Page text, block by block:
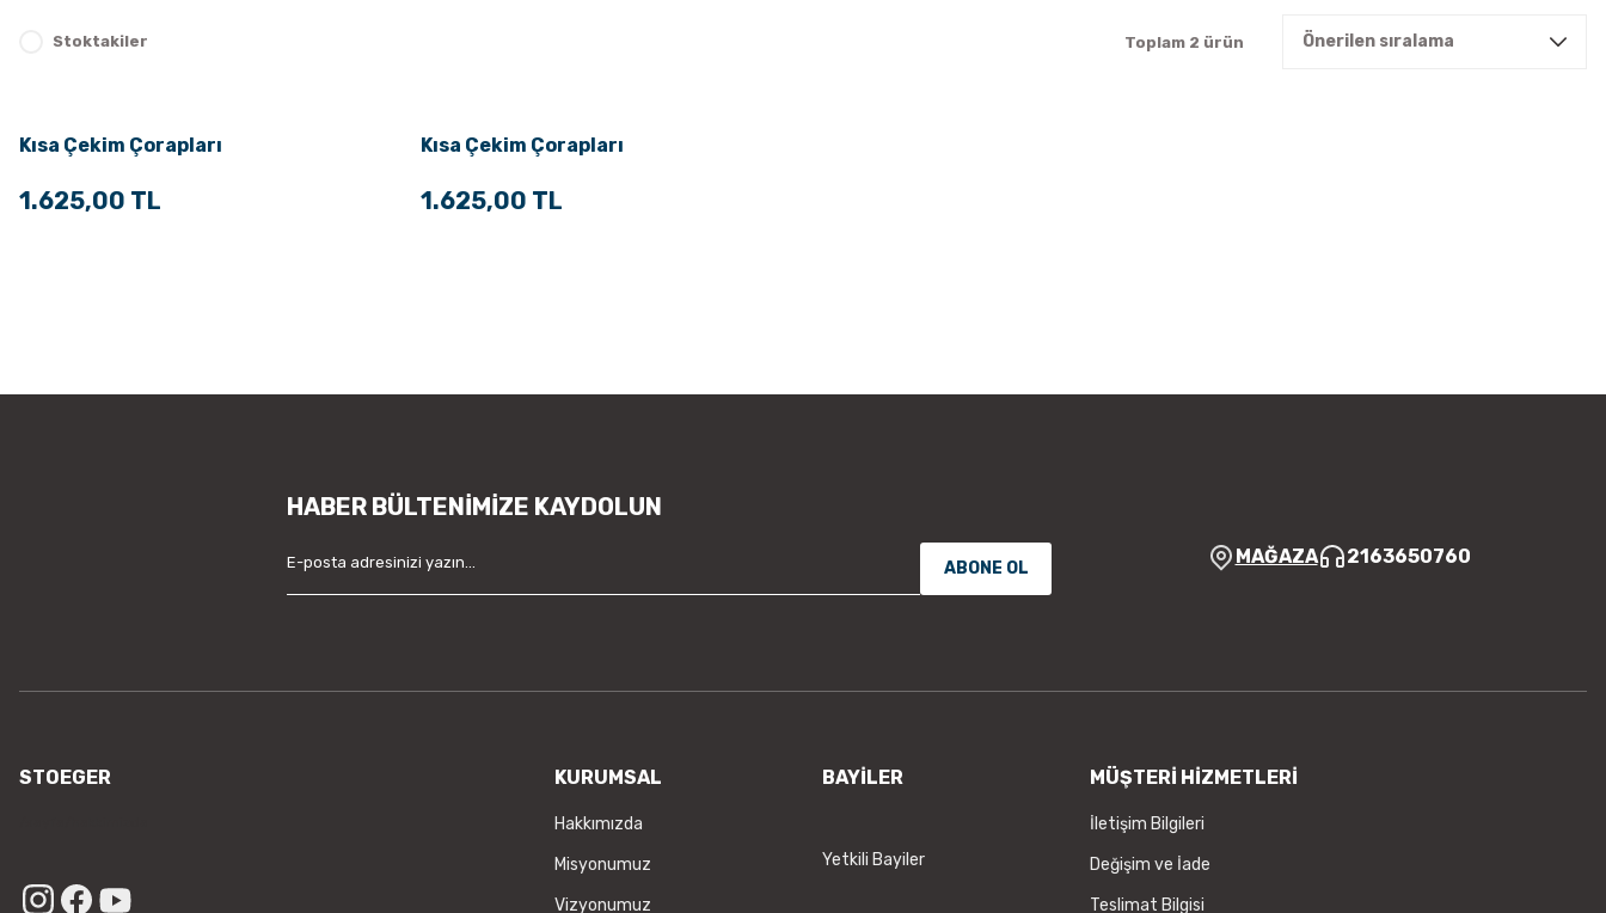
Stoktakiler Toplam 2 ürün
Kısa Çekim Çorapları
1.625,00 TL
Kısa Çekim Çorapları
1.625,00 TL
HABER BÜLTENİMİZE KAYDOLUN
ABONE OL
MAĞAZA 2163650760
STOEGER KURUMSAL
Hakkımızda
Misyonumuz
Vizyonumuz
BAYİLER
Yetkili Bayiler
MÜŞTERİ HİZMETLERİ
İletişim Bilgileri
Değişim ve İade
Teslimat Bilgisi